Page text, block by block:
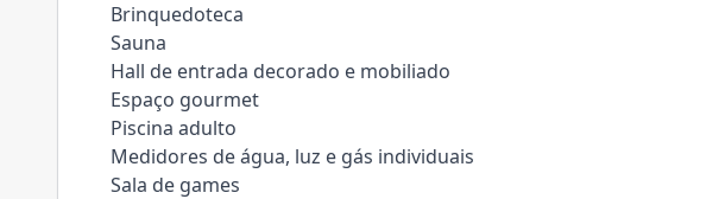
Brinquedoteca
Sauna
Hall de entrada decorado e mobiliado
Espaço gourmet
Piscina adulto
Medidores de água, luz e gás individuais
Sala de games